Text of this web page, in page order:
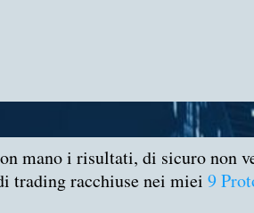
mano i risultati, di sicuro non
trading racchiuse nei miei 9